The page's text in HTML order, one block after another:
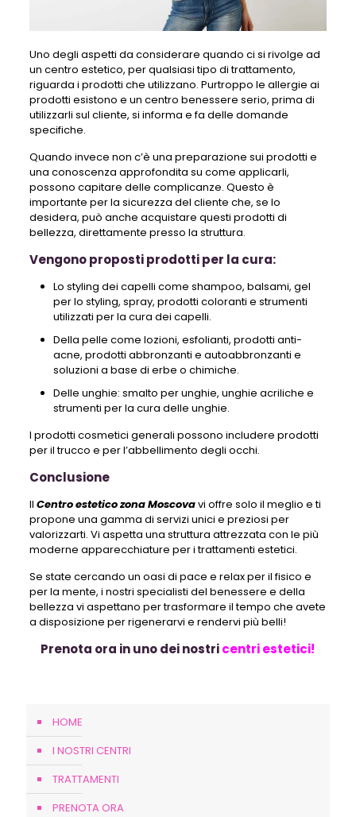
Uno degli aspetti da considerare quando ci si rivolge ad
un centro estetico, per qualsiasi tipo di trattamento,
riguarda i prodotti che utilizzano. Purtroppo le allergie ai
prodotti esistono e un centro benessere serio, prima di
utilizzarli sul cliente, si informa e fa delle domande
specifiche.
Quando invece non c’è una preparazione sui prodotti e
una conoscenza approfondita su come applicarli,
possono capitare delle complicanze. Questo è
importante per la sicurezza del cliente che, se lo
desidera, può anche acquistare questi prodotti di
bellezza, direttamente presso la struttura.
Vengono proposti prodotti per la cura:
Lo styling dei capelli come shampoo, balsami, gel
per lo styling, spray, prodotti coloranti e strumenti
utilizzati per la cura dei capelli.
Della pelle come lozioni, esfolianti, prodotti anti-
acne, prodotti abbronzanti e autoabbronzanti e
soluzioni a base di erbe o chimiche.
Delle unghie: smalto per unghie, unghie acriliche e
strumenti per la cura delle unghie.
I prodotti cosmetici generali possono includere prodotti
per il trucco e per l’abbellimento degli occhi.
Conclusione
Il Centro estetico zona Moscovavi offre solo il meglio e ti
propone una gamma di servizi unici e preziosi per
valorizzarti. Vi aspetta una struttura attrezzata con le più
moderne apparecchiature per i trattamenti estetici.
Se state cercando un oasi di pace e relax per il fisico e
per la mente, i nostri specialisti del benessere e della
bellezza vi aspettano per trasformare il tempo che avete
a disposizione per rigenerarvi e rendervi più belli!
Prenota ora in uno dei nostricentri estetici!
HOME
I NOSTRI CENTRI
TRATTAMENTI
PRENOTA ORA